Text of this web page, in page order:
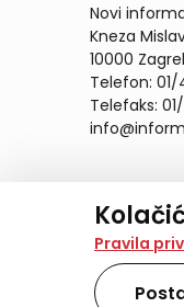
Na našoj
također
Pravila
Novi
Kneza
10000
Telefon:
Telefaks: